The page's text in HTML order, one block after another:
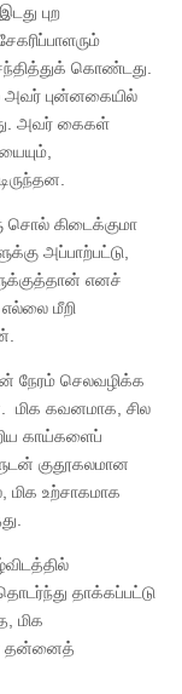
புற
கொண்டது.
புன்னகையில்
அவர் கைகள்
சொல் கிடைக்குமா
அப்பாற்பட்டு,
எனச்
மீறி
நேரம் செலவழிக்க
மிக கவனமாக, சில
காய்களைப்
குதூகலமான
மிக உற்சாகமாக
தாக்கப்பட்டு
மிக
தன்னைத்